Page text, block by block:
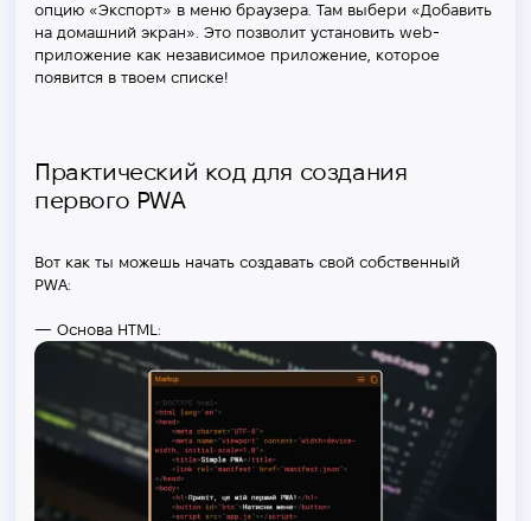
опцию «Экспорт» в меню браузера. Там выбери «Добавить
на домашний экран». Это позволит установить web-
приложение как независимое приложение, которое
появится в твоем списке!
Практический код для создания
первого PWA
Вот как ты можешь начать создавать свой собственный
PWA:
— Основа HTML: